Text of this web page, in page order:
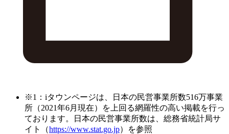
※1：iタウンページは、日本の民営事業所数516万事業
所（2021年6月現在）を上回る網羅性の高い掲載を行っ
ております。日本の民営事業所数は、総務省統計局サ
イト（https://www.stat.go.jp）を参照